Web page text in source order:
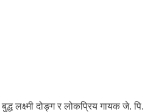
लक्ष्मी दोङ्ग र लोकप्रिय गायक जे. पि.